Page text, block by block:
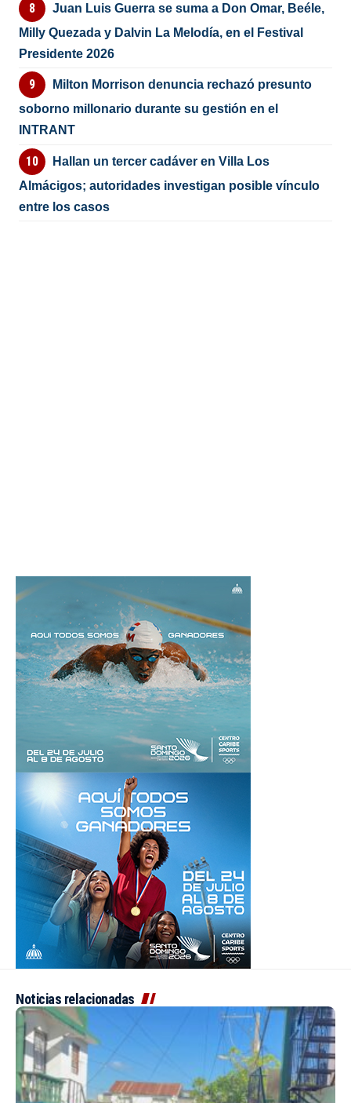
Juan Luis Guerra se suma a Don Omar, Beéle,
Milly Quezada y Dalvin La Melodía, en el Festival
Presidente 2026
Milton Morrison denuncia rechazó presunto
soborno millonario durante su gestión en el
INTRANT
Hallan un tercer cadáver en Villa Los
Almácigos; autoridades investigan posible vínculo
entre los casos
Noticias relacionadas